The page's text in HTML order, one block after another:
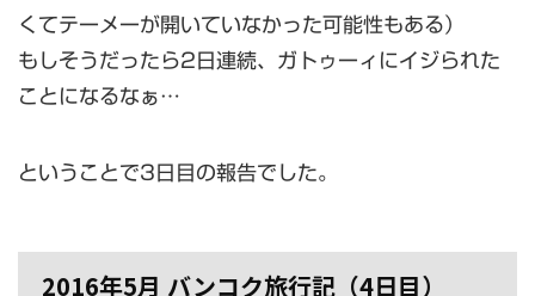
くてテーメーが開いていなかった可能性もある）
もしそうだったら2日連続、ガトゥーィにイジられた
ことになるなぁ…
ということで3日目の報告でした。
2016年5月 バンコク旅行記（4日目）